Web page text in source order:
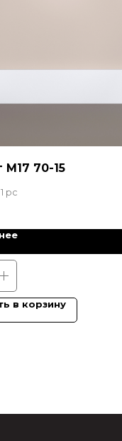
70-15
1 pc
в корзину